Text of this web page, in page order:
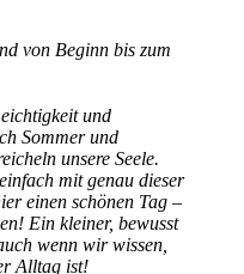
von Beginn bis zum
und
Sommer und
unsere Seele.
mit genau dieser
einen schönen Tag –
Ein kleiner, bewusst
wenn wir wissen,
Alltag ist!